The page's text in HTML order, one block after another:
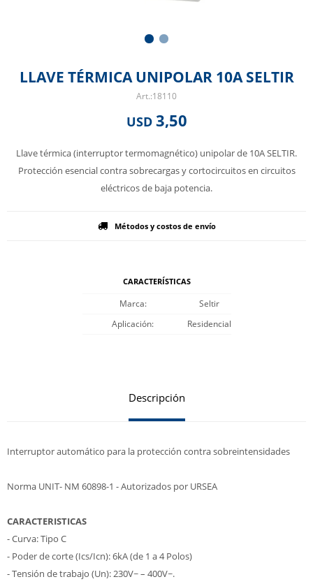
LLAVE TÉRMICA UNIPOLAR 10A SELTIR
18110
USD 3,50
Llave térmica (interruptor termomagnético) unipolar de 10A SELTIR.
Protección esencial contra sobrecargas y cortocircuitos en circuitos
eléctricos de baja potencia.
Métodos y costos de envío
CARACTERÍSTICAS
Marca
Seltir
Aplicación
Residencial
Descripción
Interruptor automático para la protección contra sobreintensidades
Norma UNIT- NM 60898-1 - Autorizados por URSEA
CARACTERISTICAS
- Curva: Tipo C
- Poder de corte (Ics/Icn): 6kA (de 1 a 4 Polos)
- Tensión de trabajo (Un): 230V~ – 400V~.